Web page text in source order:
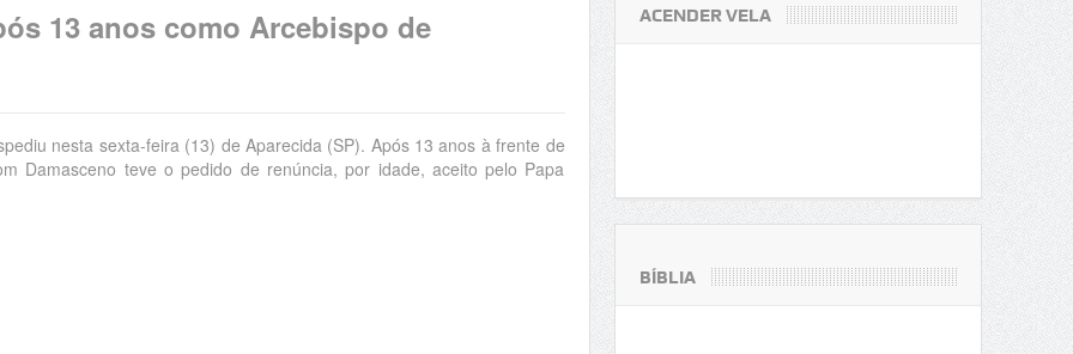
13 anos como Arcebispo de
nesta sexta-feira (13) de Aparecida (SP). Após 13 anos à frente de
Damasceno teve o pedido de renúncia, por idade, aceito pelo Papa
ACENDER VELA
BÍBLIA